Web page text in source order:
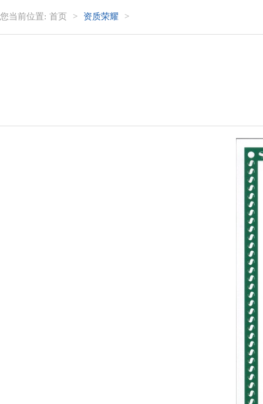
您当前位置: 首页 > 资质荣耀 >